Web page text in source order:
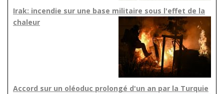
Irak: incendie sur une base militaire sous l'effet de la
chaleur
Accord sur un oléoduc prolongé d'un an par la Turquie